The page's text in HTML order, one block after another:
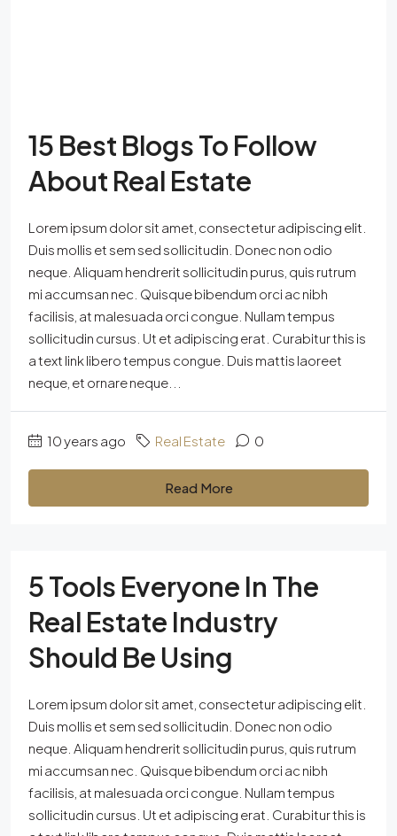
15 Best Blogs To Follow
About Real Estate
Lorem ipsum dolor sit amet, consectetur adipiscing elit.
Duis mollis et sem sed sollicitudin. Donec non odio
neque. Aliquam hendrerit sollicitudin purus, quis rutrum
mi accumsan nec. Quisque bibendum orci ac nibh
facilisis, at malesuada orci congue. Nullam tempus
sollicitudin cursus. Ut et adipiscing erat. Curabitur this is
a text link libero tempus congue. Duis mattis laoreet
neque, et ornare neque...
10 years ago Real Estate 0
Read More
5 Tools Everyone In The
Real Estate Industry
Should Be Using
Lorem ipsum dolor sit amet, consectetur adipiscing elit.
Duis mollis et sem sed sollicitudin. Donec non odio
neque. Aliquam hendrerit sollicitudin purus, quis rutrum
mi accumsan nec. Quisque bibendum orci ac nibh
facilisis, at malesuada orci congue. Nullam tempus
sollicitudin cursus. Ut et adipiscing erat. Curabitur this is